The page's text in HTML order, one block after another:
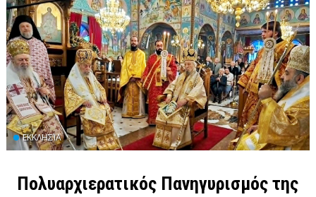
ΕΚΚΛΗΣΊΑ
Πολυαρχιερατικός Πανηγυρισμός της